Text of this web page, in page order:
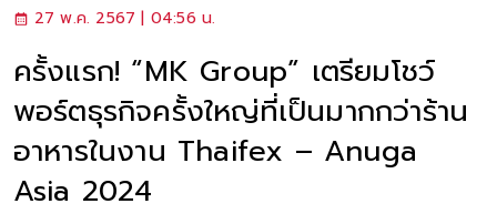
27 พ.ค. 2567 | 04:56 น.
ครั้งแรก! “MK Group” เตรียมโชว์
พอร์ตธุรกิจครั้งใหญ่ที่เป็นมากกว่าร้าน
อาหารในงาน Thaifex – Anuga
Asia 2024